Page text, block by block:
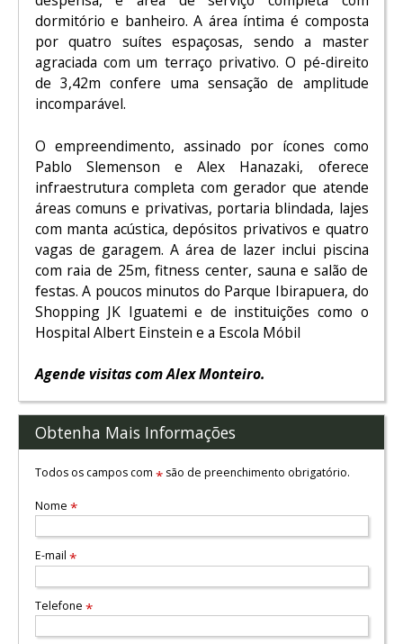
dormitório e banheiro. A área íntima é composta
por quatro suítes espaçosas, sendo a master
agraciada com um terraço privativo. O pé-direito
de 3,42m confere uma sensação de amplitude
incomparável.
O empreendimento, assinado por ícones como
Pablo Slemenson e Alex Hanazaki, oferece
infraestrutura completa com gerador que atende
áreas comuns e privativas, portaria blindada, lajes
com manta acústica, depósitos privativos e quatro
vagas de garagem. A área de lazer inclui piscina
com raia de 25m, fitness center, sauna e salão de
festas. A poucos minutos do Parque Ibirapuera, do
Shopping JK Iguatemi e de instituições como o
Hospital Albert Einstein e a Escola Móbil
Agende visitas com Alex Monteiro.
Obtenha Mais Informações
Todos os campos com *são de preenchimento obrigatório.
Nome *
E-mail *
Telefone *